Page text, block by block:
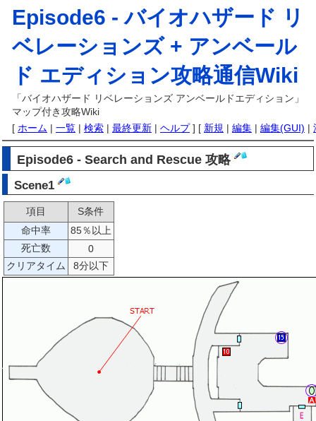
Episode6 -バイオハザード リ
ベレーションズ + アンベール
ド エディション攻略通信Wiki
「バイオハザード リベレーションズ アンベールドエディション」
マップ付き攻略Wiki
[ ホーム | 一覧 | 検索 | 最終更新 | ヘルプ] [ 新規 | 編集 | 編集(GUI) |
Episode6 - Search and Rescue 攻略
Scene1
項目
S条件
命中率
85％以上
死亡数
0
クリアタイム
8分以下